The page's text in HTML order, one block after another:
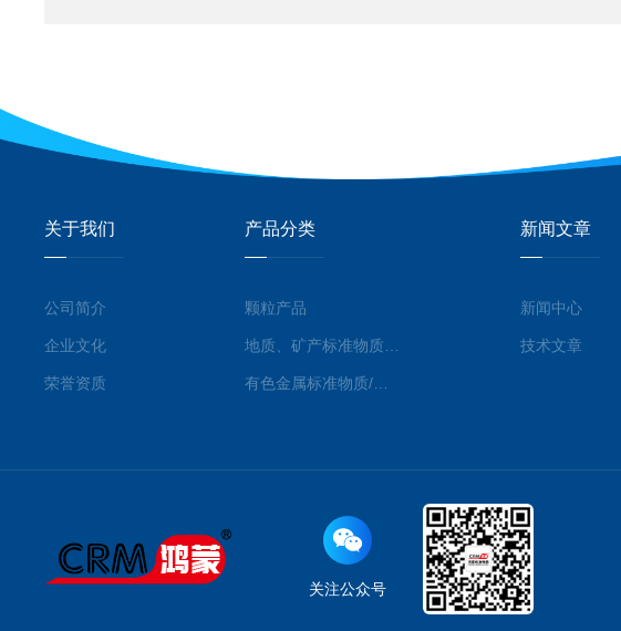
关于我们
公司简介
企业文化
荣誉资质
产品分类
颗粒产品
有色金属标准物质/标准品
新闻文章
新闻中心
技术文章
关注公众号